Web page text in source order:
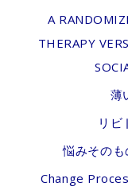
A
THERAPY
薄
リビ
悩みその
Change